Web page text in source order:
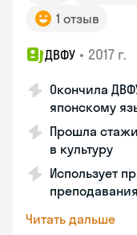
1 отзыв
ДВФУ • 2017 г.
Окончила
японскому
Прошла
в культуру
Использует
Читать дальше